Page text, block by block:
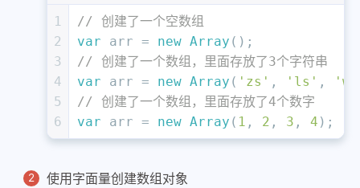
1
2
3
4
5
6
// 创建了一个空数组
var arr = new Array ();
// 创建了一个数组，里面存放了3个字符串
var arr = new Array ( 'zs' , 'ls' ,
// 创建了一个数组，里面存放了4个数字
var arr = new Array ( 1 , 2 , 3 , 4 );
使用字面量创建数组对象